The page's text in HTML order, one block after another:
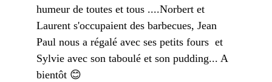
humeur de toutes et tous ....Norbert et
Laurent s'occupaient des barbecues, Jean
Paul nous a régalé avec ses petits fours et
Sylvie avec son taboulé et son pudding... A
bientôt 😊